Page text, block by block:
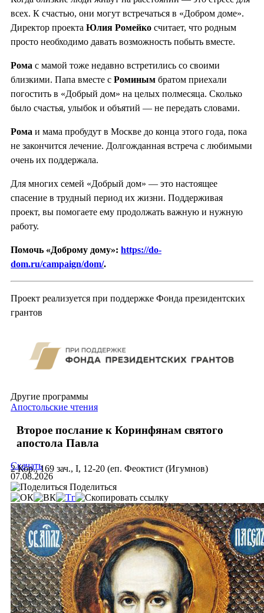
всех. К счастью, они могут встречаться в «Добром доме».
Директор проекта Юлия Ромейко считает, что родным
просто необходимо давать возможность побыть вместе.
Рома с мамой тоже недавно встретились со своими
близкими. Папа вместе с Роминым братом приехали
погостить в «Добрый дом» на целых полмесяца. Сколько
было счастья, улыбок и объятий — не передать словами.
Рома и мама пробудут в Москве до конца этого года, пока
не закончится лечение. Долгожданная встреча с любимыми
очень их поддержала.
Для многих семей «Добрый дом» — это настоящее
спасение в трудный период их жизни. Поддерживая
проект, вы помогаете ему продолжать важную и нужную
работу.
Помочь «Доброму дому»: https://do-
dom.ru/campaign/dom/.
Проект реализуется при поддержке Фонда президентских
грантов
Другие программы
Апостольские чтения
Второе послание к Коринфянам святого
апостола Павла
2 Кор., 169 зач., I, 12-20 (еп. Феоктист (Игумнов)
Скачать
07.08.2026
Поделиться